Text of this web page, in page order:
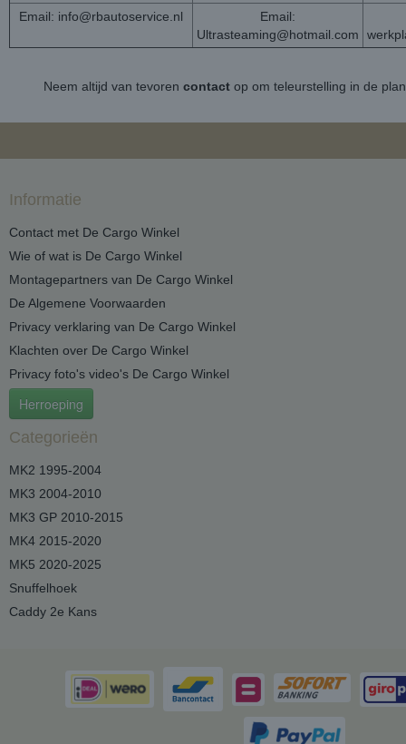
Email: info@rbautoservice.nl
Email:
Ultrasteaming@hotmail.com
Neem altijd van tevoren contactop om teleurstelling in de
Informatie
Contact met De Cargo Winkel
Wie of wat is De Cargo Winkel
Montagepartners van De Cargo Winkel
De Algemene Voorwaarden
Privacy verklaring van De Cargo Winkel
Klachten over De Cargo Winkel
Privacy foto's video's De Cargo Winkel
Herroeping
Categorieën
MK2 1995-2004
MK3 2004-2010
MK3 GP 2010-2015
MK4 2015-2020
MK5 2020-2025
Snuffelhoek
Caddy 2e Kans